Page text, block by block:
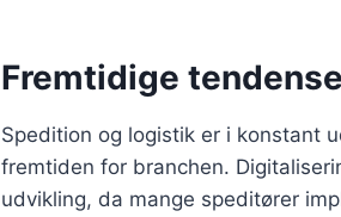
Fremtidige
Spedition og logistik er i konstant
fremtiden for branchen.
udvikling, da mange speditører